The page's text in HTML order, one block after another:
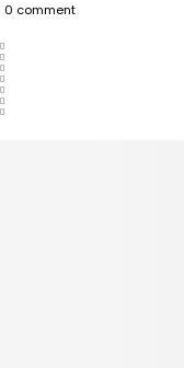
0 comment